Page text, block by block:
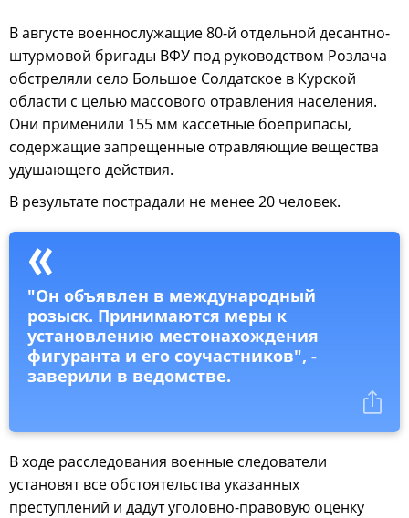
В августе военнослужащие 80-й отдельной десантно-
штурмовой бригады ВФУ под руководством Розлача
обстреляли село Большое Солдатское в Курской
области с целью массового отравления населения.
Они применили 155 мм кассетные боеприпасы,
содержащие запрещенные отравляющие вещества
удушающего действия.
В результате пострадали не менее 20 человек.
"Он объявлен в международный
розыск. Принимаются меры к
установлению местонахождения
фигуранта и его соучастников", -
заверили в ведомстве.
В ходе расследования военные следователи
установят все обстоятельства указанных
преступлений и дадут уголовно-правовую оценку